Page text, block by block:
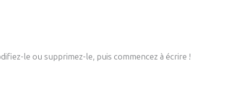
le ou supprimez-le, puis commencez à écrire !